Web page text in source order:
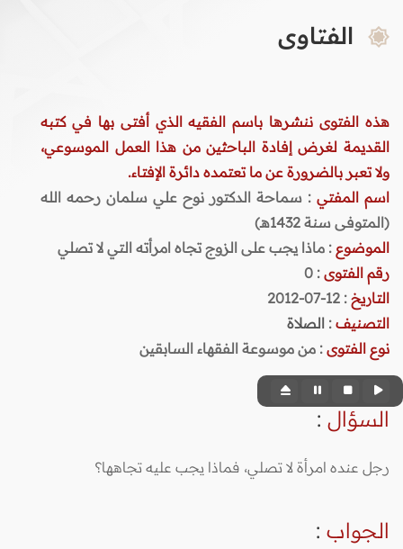
الفتاوى
هذه الفتوى ننشرها باسم الفقيه الذي أفتى بها في كتبه
القديمة لغرض إفادة الباحثين من هذا العمل الموسوعي،
ولا تعبر بالضرورة عن ما تعتمده دائرة الإفتاء.
اسم المفتي : سماحة الدكتور نوح علي سلمان رحمه الله
(المتوفى سنة 1432هـ)
الموضوع : ماذا يجب على الزوج تجاه امرأته التي لا تصلي
رقم الفتوى :
0
التاريخ : 12-07-2012
التصنيف : الصلاة
نوع الفتوى : من موسوعة الفقهاء السابقين
السؤال :
رجل عنده امرأة لا تصلي، فماذا يجب عليه تجاهها؟
الجواب :